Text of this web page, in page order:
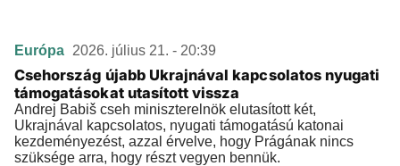
Európa 2026. július 21. - 20:39
Csehország újabb Ukrajnával kapcsolatos nyugati
támogatásokat utasított vissza
Andrej Babiš cseh miniszterelnök elutasított két,
Ukrajnával kapcsolatos, nyugati támogatású katonai
kezdeményezést, azzal érvelve, hogy Prágának nincs
szüksége arra, hogy részt vegyen bennük.